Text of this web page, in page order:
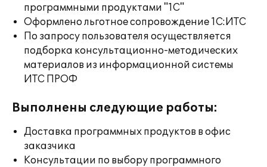
программными продуктами "1С"
Оформлено льготное сопровождение 1С:ИТС
По запросу пользователя осуществляется
подборка консультационно-методических
материалов из информационной системы
ИТС ПРОФ
Выполнены следующие работы:
Доставка программных продуктов в офис
заказчика
Консультации по выбору программного